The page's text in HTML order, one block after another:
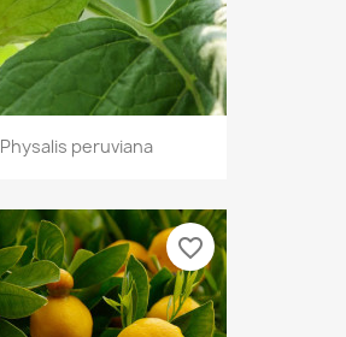
Physalis peruviana
favorite_border